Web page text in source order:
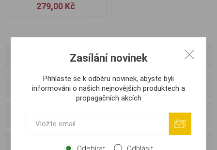
279,00 Kč
Výrobci
Oblíbené tagy
Zasílání novinek
Přihlaste se k odběru novinek, abyste byli
informováni o našich nejnovějších produktech a
propagačních akcích
Odebírat Odhlásit